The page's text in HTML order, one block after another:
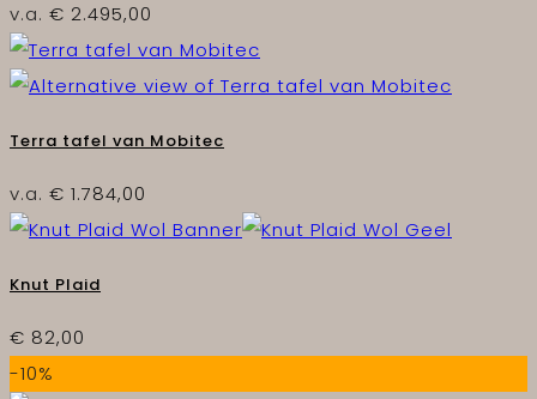
v.a. € 2.495,00
Terra tafel van Mobitec
v.a. € 1.784,00
Knut Plaid
€ 82,00
-10%